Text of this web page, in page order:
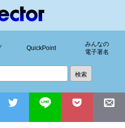
QuickPoint
みんなの
電子署名